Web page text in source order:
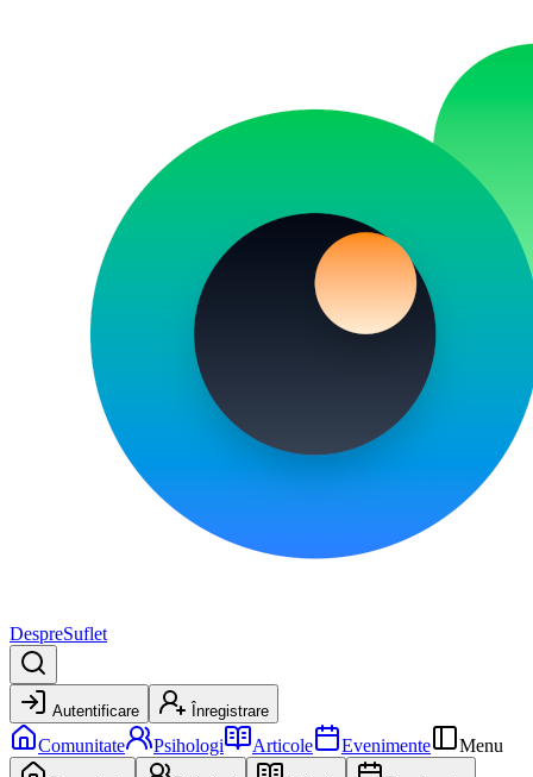
DespreSuflet
Autentificare Înregistrare
Comunitate Psihologi Articole Evenimente Menu